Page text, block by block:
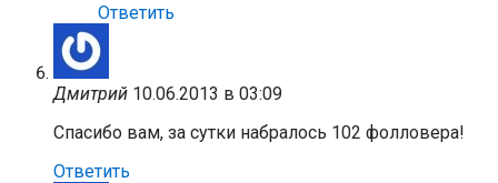
Ответить
Дмитрий 10.06.2013 в 03:09
Спасибо вам, за сутки набралось 102 фолловера!
Ответить